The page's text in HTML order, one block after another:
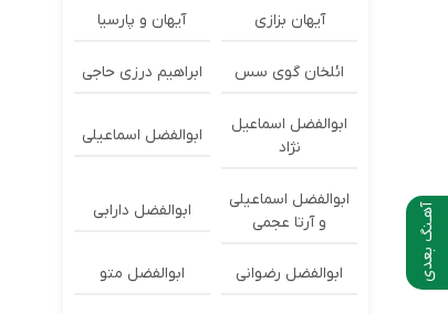
آهـنگ بعدی
آیهان بزازی آیهان و پارسیا
ائلخان گوی سس ابراهیم درزی حاجی
ابوالفضل اسماعیل
نژاد
ابوالفضل اسماعیلی
ابوالفضل اسماعیلی
و آرتا عجمی
ابوالفضل دارابی
ابوالفضل رضوانی ابوالفضل متو